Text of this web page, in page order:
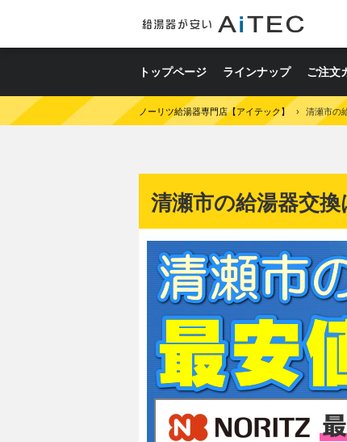
トップページ ラインナップ ご注文
ノーリツ給湯器専門店【アイテック】 › 清瀬市の
清瀬市の給湯器交換